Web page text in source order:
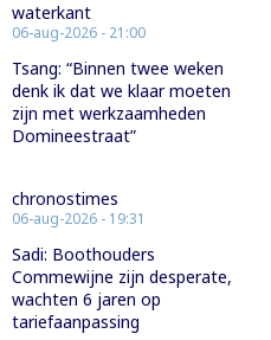
waterkant
06-aug-2026 - 21:00
Tsang: “Binnen twee weken
denk ik dat we klaar moeten
zijn met werkzaamheden
Domineestraat”
chronostimes
06-aug-2026 - 19:31
Sadi: Boothouders
Commewijne zijn desperate,
wachten 6 jaren op
tariefaanpassing